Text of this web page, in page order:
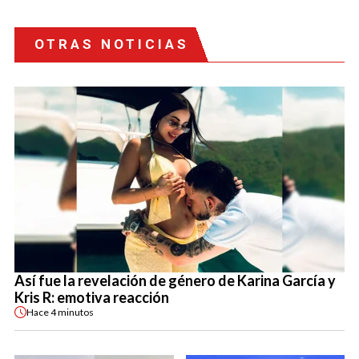
OTRAS NOTICIAS
Así fue la revelación de género de Karina García y
Kris R: emotiva reacción
Hace4 minutos